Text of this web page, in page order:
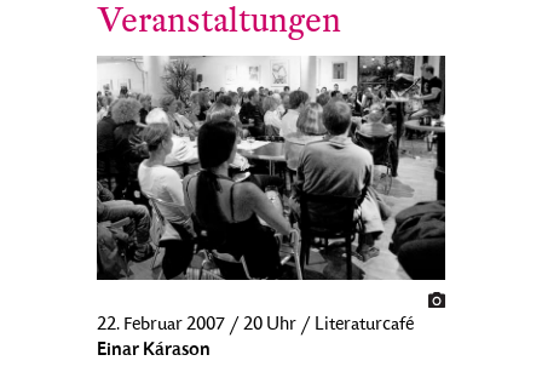
Veranstaltungen
22. Februar 2007 / 20 Uhr / Literaturcafé
Einar Kárason